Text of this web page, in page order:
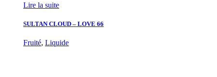
Lire la suite
SULTAN CLOUD – LOVE 66
Fruité, Liquide